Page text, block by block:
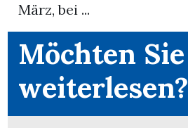
App
März, bei ...
Möchten Sie
weiterlesen?